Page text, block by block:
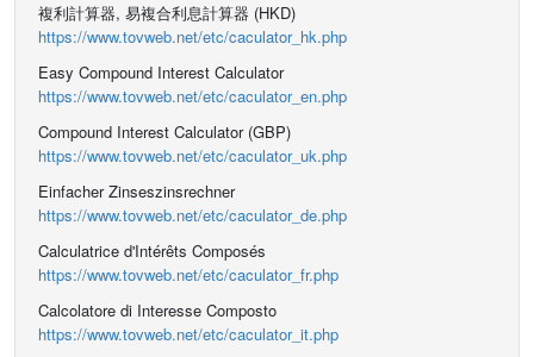
複利計算器, 易複合利息計算器 (HKD)
https://www.tovweb.net/etc/caculator_hk.php
Easy Compound Interest Calculator
https://www.tovweb.net/etc/caculator_en.php
Compound Interest Calculator (GBP)
https://www.tovweb.net/etc/caculator_uk.php
Einfacher Zinseszinsrechner
https://www.tovweb.net/etc/caculator_de.php
Calculatrice d'Intérêts Composés
https://www.tovweb.net/etc/caculator_fr.php
Calcolatore di Interesse Composto
https://www.tovweb.net/etc/caculator_it.php